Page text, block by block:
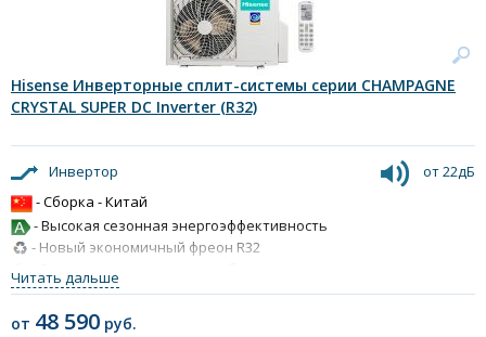
Hisense Инверторные сплит-системы серии CHAMPAGNE
CRYSTAL SUPER DC Inverter (R32)
Инвертор
от 22дБ
- Сборка - Китай
- Высокая сезонная энергоэффективность
- Новый экономичный фреон R32
- Датчик присутствия I Feel
- Функция «Авторестарт»
Читать дальше
от 48 590 руб.